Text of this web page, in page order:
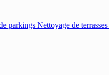
parkings Nettoyage de terrasses